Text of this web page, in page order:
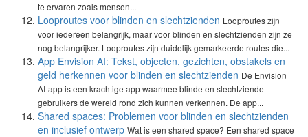
te ervaren zoals mensen...
Looproutes voor blinden en slechtzienden Looproutes zijn
voor iedereen belangrijk, maar voor blinden en slechtzienden zijn ze
nog belangrijker. Looproutes zijn duidelijk gemarkeerde routes die...
App Envision AI: Tekst, objecten, gezichten, obstakels en
geld herkennen voor blinden en slechtzienden De Envision
AI-app is een krachtige app waarmee blinde en slechtziende
gebruikers de wereld rond zich kunnen verkennen. De app...
Shared spaces: Problemen voor blinden en slechtzienden
en inclusief ontwerp Wat is een shared space? Een shared space